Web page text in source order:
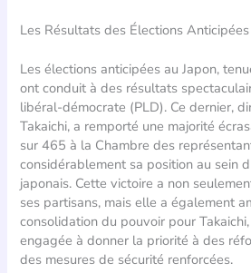
Les Résultats des Élections
Les élections anticipées au Japon,
ont conduit à des résultats
libéral-démocrate (PLD). Ce dernier,
Takaichi, a remporté une majorité
sur 465 à la Chambre des
considérablement sa position au sein
japonais. Cette victoire a non
ses partisans, mais elle a également
consolidation du pouvoir pour Takaichi,
engagée à donner la priorité à des
des mesures de sécurité renforcées.